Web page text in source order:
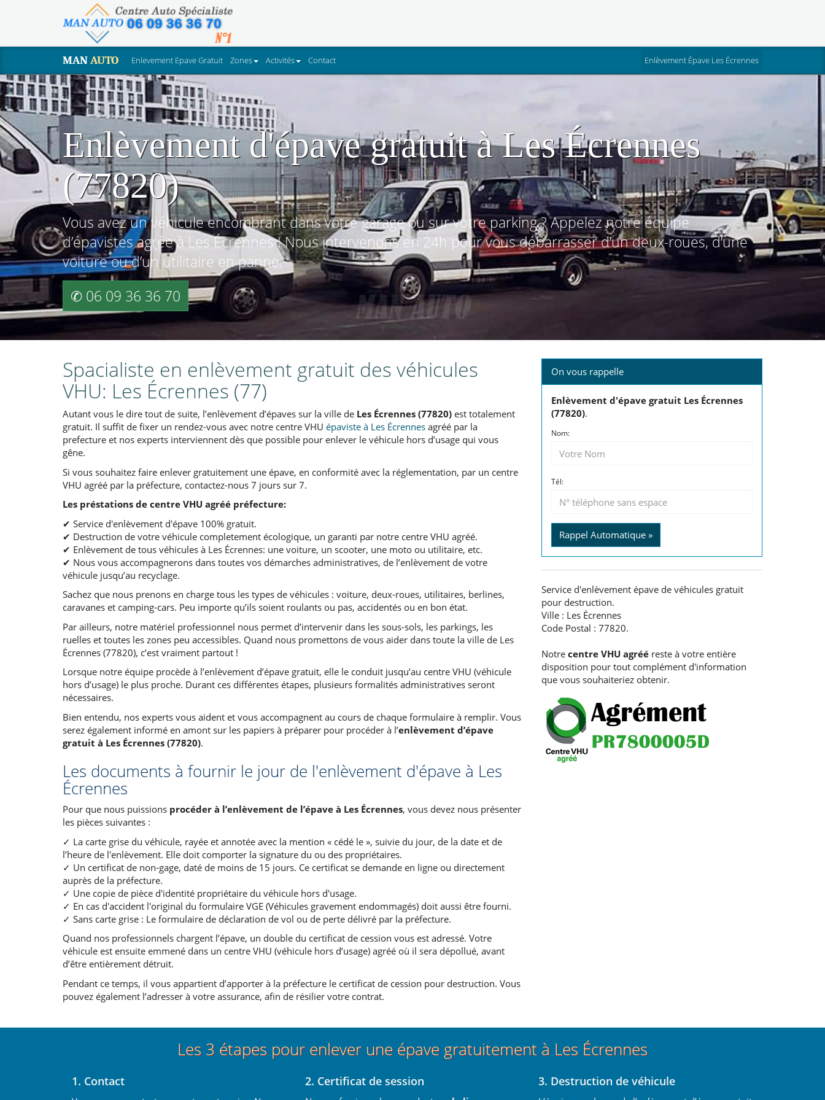
MANAUTO Enlevement Epave Gratuit Zones Activités Contact Enlèvement Épave Les Écrennes(current)
Enlèvement d'épave gratuit à Les Écrennes
(77820)
Vous avez un véhicule encombrant dans votre garage ou sur votre parking ? Appelez notre équipe
d’épavistes agrée à Les Écrennes ! Nous intervenons en 24h pour vous débarrasser d’un deux-roues, d’une
voiture ou d’un utilitaire en panne.
✆ 06 09 36 36 70
Spacialiste en enlèvement gratuit des véhicules
VHU: Les Écrennes (77)
Autant vous le dire tout de suite, l’enlèvement d’épaves sur la ville de Les Écrennes (77820) est totalement
gratuit. Il suffit de fixer un rendez-vous avec notre centre VHU épaviste à Les Écrennes agréé par la
prefecture et nos experts interviennent dès que possible pour enlever le véhicule hors d’usage qui vous
gêne.
Si vous souhaitez faire enlever gratuitement une épave, en conformité avec la réglementation, par un centre
VHU agréé par la préfecture, contactez-nous 7 jours sur 7.
Les préstations de centre VHU agréé préfecture:
✔ Service d'enlèvement d'épave 100% gratuit.
✔ Destruction de votre véhicule completement écologique, un garanti par notre centre VHU agréé.
✔ Enlèvement de tous véhicules à Les Écrennes: une voiture, un scooter, une moto ou utilitaire, etc.
✔ Nous vous accompagnerons dans toutes vos démarches administratives, de l’enlèvement de votre
véhicule jusqu’au recyclage.
Sachez que nous prenons en charge tous les types de véhicules : voiture, deux-roues, utilitaires, berlines,
caravanes et camping-cars. Peu importe qu’ils soient roulants ou pas, accidentés ou en bon état.
Par ailleurs, notre matériel professionnel nous permet d’intervenir dans les sous-sols, les parkings, les
ruelles et toutes les zones peu accessibles. Quand nous promettons de vous aider dans toute la ville de Les
Écrennes (77820), c’est vraiment partout !
Lorsque notre équipe procède à l’enlèvement d’épave gratuit, elle le conduit jusqu’au centre VHU (véhicule
hors d’usage) le plus proche. Durant ces différentes étapes, plusieurs formalités administratives seront
nécessaires.
Bien entendu, nos experts vous aident et vous accompagnent au cours de chaque formulaire à remplir. Vous
serez également informé en amont sur les papiers à préparer pour procéder à l’enlèvement d’épave
gratuit à Les Écrennes (77820).
Les documents à fournir le jour de l'enlèvement d'épave à Les
Écrennes
Pour que nous puissions procéder à l’enlèvement de l’épave à Les Écrennes, vous devez nous présenter
les pièces suivantes :
✓ La carte grise du véhicule, rayée et annotée avec la mention « cédé le », suivie du jour, de la date et de
l’heure de l'enlèvement. Elle doit comporter la signature du ou des propriétaires.
✓ Un certificat de non-gage, daté de moins de 15 jours. Ce certificat se demande en ligne ou directement
auprès de la préfecture.
✓ Une copie de pièce d'identité propriétaire du véhicule hors d'usage.
✓ En cas d'accident l'original du formulaire VGE (Véhicules gravement endommagés) doit aussi être fourni.
✓ Sans carte grise : Le formulaire de déclaration de vol ou de perte délivré par la préfecture.
Quand nos professionnels chargent l’épave, un double du certificat de cession vous est adressé. Votre
véhicule est ensuite emmené dans un centre VHU (véhicule hors d’usage) agréé où il sera dépollué, avant
d’être entièrement détruit.
Pendant ce temps, il vous appartient d’apporter à la préfecture le certificat de cession pour destruction. Vous
pouvez également l’adresser à votre assurance, afin de résilier votre contrat.
On vous rappelle
Enlèvement d'épave gratuit Les Écrennes
(77820).
Nom:
Tél:
Rappel Automatique »
Service d'enlèvement épave de véhicules gratuit
pour destruction.
Ville : Les Écrennes
Code Postal : 77820.
Notre centre VHU agréé reste à votre entière
disposition pour tout complément d'information
que vous souhaiteriez obtenir.
Les 3 étapes pour enlever une épave gratuitement à Les Écrennes
1. Contact 2. Certificat de session 3. Destruction de véhicule